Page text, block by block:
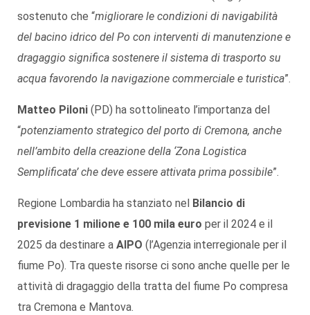
sostenuto che “migliorare le condizioni di navigabilità
del bacino idrico del Po con interventi di manutenzione e
dragaggio significa sostenere il sistema di trasporto su
acqua favorendo la navigazione commerciale e turistica”.
Matteo Piloni (PD) ha sottolineato l’importanza del
“potenziamento strategico del porto di Cremona, anche
nell’ambito della creazione della ‘Zona Logistica
Semplificata’ che deve essere attivata prima possibile”.
Regione Lombardia ha stanziato nel Bilancio di
previsione 1 milione e 100 mila euro per il 2024 e il
2025 da destinare a AIPO (l’Agenzia interregionale per il
fiume Po). Tra queste risorse ci sono anche quelle per le
attività di dragaggio della tratta del fiume Po compresa
tra Cremona e Mantova.